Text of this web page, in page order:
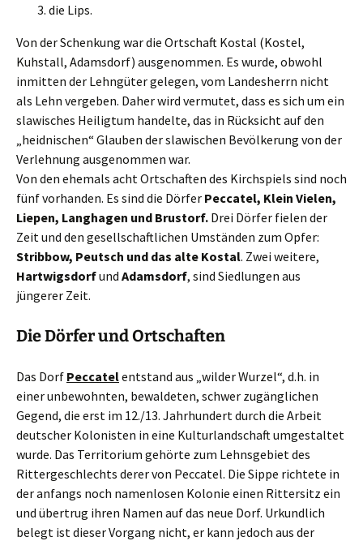
die Lips.
Von der Schenkung war die Ortschaft Kostal (Kostel,
Kuhstall, Adamsdorf) ausgenommen. Es wurde, obwohl
inmitten der Lehngüter gelegen, vom Landesherrn nicht
als Lehn vergeben. Daher wird vermutet, dass es sich um ein
slawisches Heiligtum handelte, das in Rücksicht auf den
„heidnischen“ Glauben der slawischen Bevölkerung von der
Verlehnung ausgenommen war.
Von den ehemals acht Ortschaften des Kirchspiels sind noch
fünf vorhanden. Es sind die Dörfer Peccatel, Klein Vielen,
Liepen, Langhagen und Brustorf. Drei Dörfer fielen der
Zeit und den gesellschaftlichen Umständen zum Opfer:
Stribbow, Peutsch und das alte Kostal. Zwei weitere,
Hartwigsdorfund Adamsdorf, sind Siedlungen aus
jüngerer Zeit.
Die Dörfer und Ortschaften
Das Dorf Peccatelentstand aus „wilder Wurzel“, d.h. in
einer unbewohnten, bewaldeten, schwer zugänglichen
Gegend, die erst im 12./13. Jahrhundert durch die Arbeit
deutscher Kolonisten in eine Kulturlandschaft umgestaltet
wurde. Das Territorium gehörte zum Lehnsgebiet des
Rittergeschlechts derer von Peccatel. Die Sippe richtete in
der anfangs noch namenlosen Kolonie einen Rittersitz ein
und übertrug ihren Namen auf das neue Dorf. Urkundlich
belegt ist dieser Vorgang nicht, er kann jedoch aus der